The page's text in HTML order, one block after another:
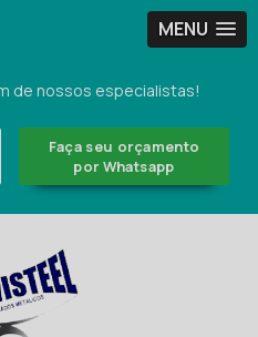
MENU
de nossos especialistas!
Faça seu orçamento
por Whatsapp